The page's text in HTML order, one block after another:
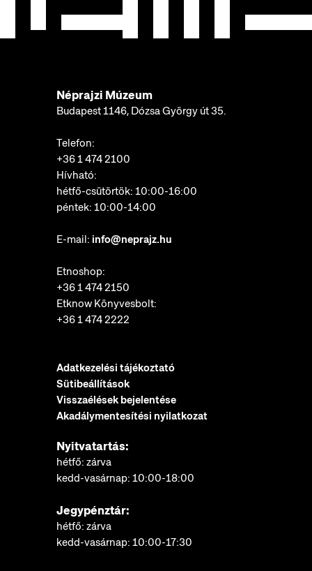
Néprajzi Múzeum
Budapest 1146, Dózsa György út 35.
Telefon:
+36 1 474 2100
Hívható:
hétfő-csütörtök: 10:00-16:00
péntek: 10:00-14:00
E-mail: info@neprajz.hu
Etnoshop:
+36 1 474 2150
Etknow Könyvesbolt:
+36 1 474 2222
Adatkezelési tájékoztató
Sütibeállítások
Visszaélések bejelentése
Akadálymentesítési nyilatkozat
Nyitvatartás:
hétfő: zárva
kedd-vasárnap: 10:00-18:00
Jegypénztár:
hétfő: zárva
kedd-vasárnap: 10:00-17:30